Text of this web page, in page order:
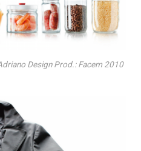
Design Prod.: Facem 2010